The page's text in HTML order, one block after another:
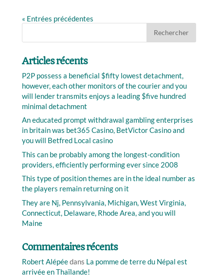
« Entrées précédentes
Articles récents
P2P possess a beneficial $fifty lowest detachment,
however, each other monitors of the courier and you
will lender transmits enjoys a leading $five hundred
minimal detachment
An educated prompt withdrawal gambling enterprises
in britain was bet365 Casino, BetVictor Casino and
you will Betfred Local casino
This can be probably among the longest-condition
providers, efficiently performing ever since 2008
This type of position themes are in the ideal number as
the players remain returning on it
They are Nj, Pennsylvania, Michigan, West Virginia,
Connecticut, Delaware, Rhode Area, and you will
Maine
Commentaires récents
Robert Alépéedans La pomme de terre du Népal est
arrivée en Thaïlande!